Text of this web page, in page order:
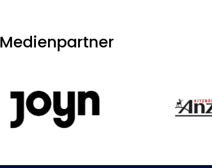
Medienpartner